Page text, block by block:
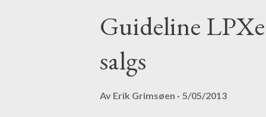
Guideline
salgs
Av Erik Grimsøen 5/05/2013